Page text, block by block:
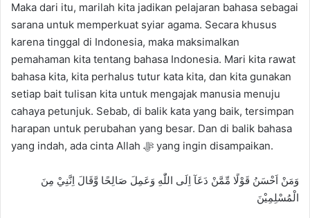
Maka dari itu, marilah kita jadikan pelajaran bahasa sebagai
sarana untuk memperkuat syiar agama. Secara khusus
karena tinggal di Indonesia, maka maksimalkan
pemahaman kita tentang bahasa Indonesia. Mari kita rawat
bahasa kita, kita perhalus tutur kata kita, dan kita gunakan
setiap bait tulisan kita untuk mengajak manusia menuju
cahaya petunjuk. Sebab, di balik kata yang baik, tersimpan
harapan untuk perubahan yang besar. Dan di balik bahasa
yang indah, ada cinta Allah ﷻ yang ingin disampaikan.
وَمَنْ اَحْسَنُ قَوْلًا مِّمَّنْ دَعَآ اِلَى اللّٰهِ وَعَمِلَ صَالِحًا وَّقَالَ اِنَّنِيْ مِنَ
الْمُسْلِمِيْنَ